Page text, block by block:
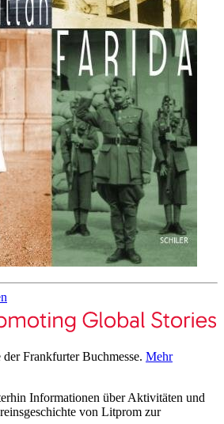
Frankfurter Buchmesse. Mehr
Informationen über Aktivitäten und
von Litprom zur